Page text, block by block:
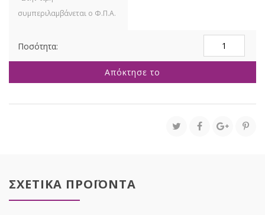
ΚΑΦΕ
ΚΑΣΠΩ
ποσότητα
Απόκτησε το
ΣΧΕΤΙΚΑ ΠΡΟΪΟΝΤΑ